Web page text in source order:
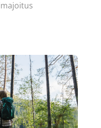
Ylläksellä